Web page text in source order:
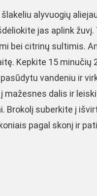
alyvuogių
jas aplink
bei citrinų sultimis.
Kepkite 15 minučių
vandeniu ir
dalis ir
Brokolį suberkite į
pagal skonį ir